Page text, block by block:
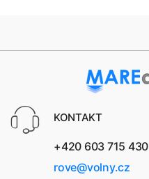
KONTAKT
+420 603 715 430
rove@volny.cz